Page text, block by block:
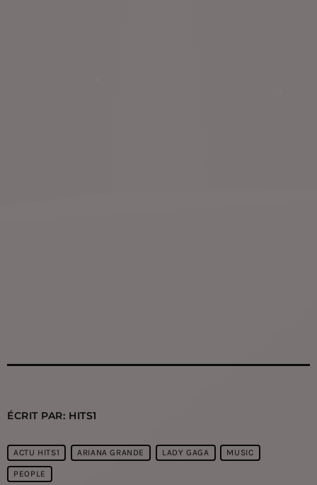
ÉCRIT PAR: HITS1
ACTU HITS1 ARIANA GRANDE LADY GAGA MUSIC
PEOPLE